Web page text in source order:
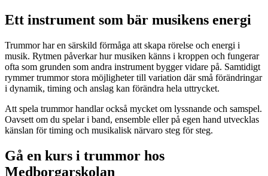
Ett instrument som bär musikens energi
Trummor har en särskild förmåga att skapa rörelse och energi i
musik. Rytmen påverkar hur musiken känns i kroppen och fungerar
ofta som grunden som andra instrument bygger vidare på. Samtidigt
rymmer trummor stora möjligheter till variation där små förändringar
i dynamik, timing och anslag kan förändra hela uttrycket.
Att spela trummor handlar också mycket om lyssnande och samspel.
Oavsett om du spelar i band, ensemble eller på egen hand utvecklas
känslan för timing och musikalisk närvaro steg för steg.
Gå en kurs i trummor hos
Medborgarskolan